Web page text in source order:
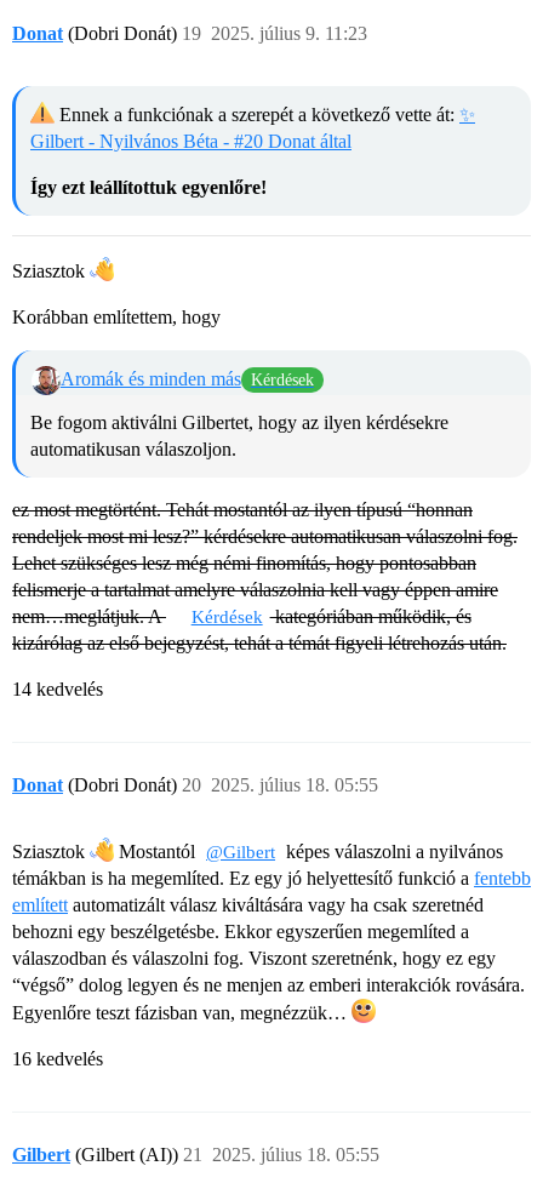
Donat (Dobri Donát) 2025. július 9. 11:23
19
Ennek a funkciónak a szerepét a következő vette át: ✨
Gilbert - Nyilvános Béta - #20 Donat által
Így ezt leállítottuk egyenlőre!
Sziasztok
Korábban említettem, hogy
Aromák és minden más Kérdések
Be fogom aktiválni Gilbertet, hogy az ilyen kérdésekre
automatikusan válaszoljon.
ez most megtörtént. Tehát mostantól az ilyen típusú “honnan
rendeljek most mi lesz?” kérdésekre automatikusan válaszolni fog.
Lehet szükséges lesz még némi finomítás, hogy pontosabban
felismerje a tartalmat amelyre válaszolnia kell vagy éppen amire
nem…meglátjuk. A
Kérdések kategóriában működik, és
kizárólag az első bejegyzést, tehát a témát figyeli létrehozás után.
14 kedvelés
Donat (Dobri Donát) 2025. július 18. 05:55
20
Sziasztok Mostantól @Gilbert képes válaszolni a nyilvános
témákban is ha megemlíted. Ez egy jó helyettesítő funkció a fentebb
említett automatizált válasz kiváltására vagy ha csak szeretnéd
behozni egy beszélgetésbe. Ekkor egyszerűen megemlíted a
válaszodban és válaszolni fog. Viszont szeretnénk, hogy ez egy
“végső” dolog legyen és ne menjen az emberi interakciók rovására.
Egyenlőre teszt fázisban van, megnézzük…
16 kedvelés
Gilbert (Gilbert (AI)) 2025. július 18. 05:55
21